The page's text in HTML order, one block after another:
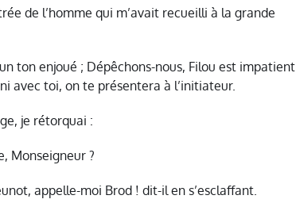
de l’homme qui m’avait recueilli à la grande
ton enjoué ; Dépêchons-nous, Filou est impatient
avec toi, on te présentera à l’initiateur.
je rétorquai :
Monseigneur ?
appelle-moi Brod ! dit-il en s’esclaffant.